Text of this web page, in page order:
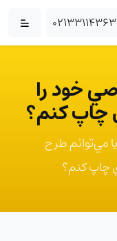
02133114363
خود را
چاپ کنم؟
مي‌توانم طرح
چاپ کنم؟